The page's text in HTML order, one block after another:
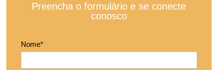
Preencha o formulário e se conecte
conosco
Nome*